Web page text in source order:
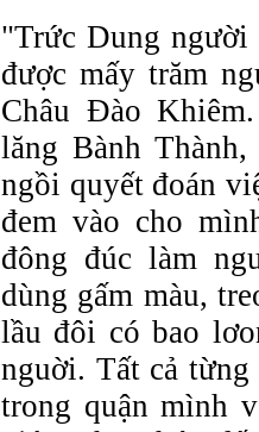
"Trức Dung người
được mấy trăm
Châu Đào
lăng Bành
ngồi quyết đoán
đem vào cho
đông đúc làm
dùng gấm màu,
lầu đôi có bao
nguời. Tất cả
trong quận mình